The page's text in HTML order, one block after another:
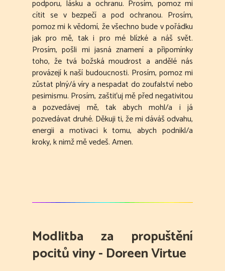
podporu, lásku a ochranu. Prosím, pomoz mi
cítit se v bezpečí a pod ochranou. Prosím,
pomoz mi k vědomí, že všechno bude v pořádku
jak pro mě, tak i pro mé blízké a náš svět.
Prosím, pošli mi jasná znamení a připomínky
toho, že tvá božská moudrost a andělé nás
provázejí k naší budoucnosti. Prosím, pomoz mi
zůstat plný/á víry a nespadat do zoufalství nebo
pesimismu. Prosím, zaštiťuj mě před negativitou
a pozvedávej mě, tak abych mohl/a i já
pozvedávat druhé. Děkuji ti, že mi dáváš odvahu,
energii a motivaci k tomu, abych podnikl/a
kroky, k nimž mě vedeš. Amen.
Modlitba za propuštění
pocitů viny - Doreen Virtue